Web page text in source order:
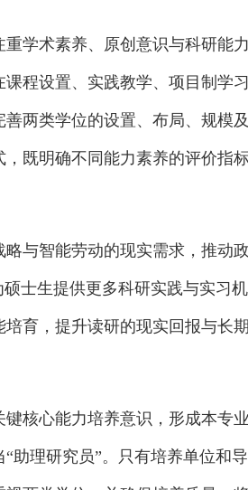
学术素养、原创意识与科研能
程设置、实践教学、项目制学
两类学位的设置、布局、规模
既明确不同能力素养的评价指
与智能劳动的现实需求，推动
士生提供更多科研实践与实习机
育，提升读研的现实回报与长
核心能力培养意识，形成本专
助理研究员”。只有培养单位和